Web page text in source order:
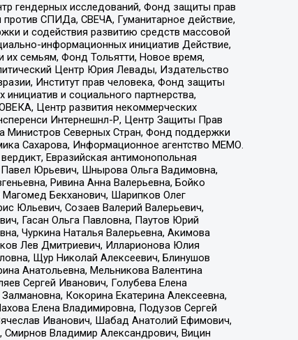
гендерных исследований, Фонд защиты прав
СПИДа, СВЕЧА, Гуманитарное действие,
и содействия развитию средств массовой
информационных инициатив Действие,
семьям, Фонд Тольятти, Новое время,
Центр Юрия Левады, Издательство
Институт прав человека, Фонд защиты
и социального партнерства,
Центр развития некоммерческих
Интернешнл-Р, Центр Защиты Прав
Министров Северных Стран, Фонд поддержки
Сахарова, Информационное агентство МЕМО.
Евразийская антимонопольная
Павел Юрьевич, Шнырова Ольга Вадимовна,
Ривина Анна Валерьевна, Бойко
Магомед Бекханович, Шарипков Олег
Юльевич, Созаев Валерий Валерьевич,
Гасан Ольга Павловна, Паутов Юрий
Чуркина Наталья Валерьевна, Акимова
Лев Дмитриевич, Илларионова Юлия
Щур Николай Алексеевич, Блинушов
Анатольевна, Мельникова Валентина
Сергей Иванович, Голубева Елена
Кокорина Екатерина Алексеевна,
Елена Владимировна, Подузов Сергей
Иванович, Шабад Анатолий Ефимович,
Смирнов Владимир Александрович, Вицин